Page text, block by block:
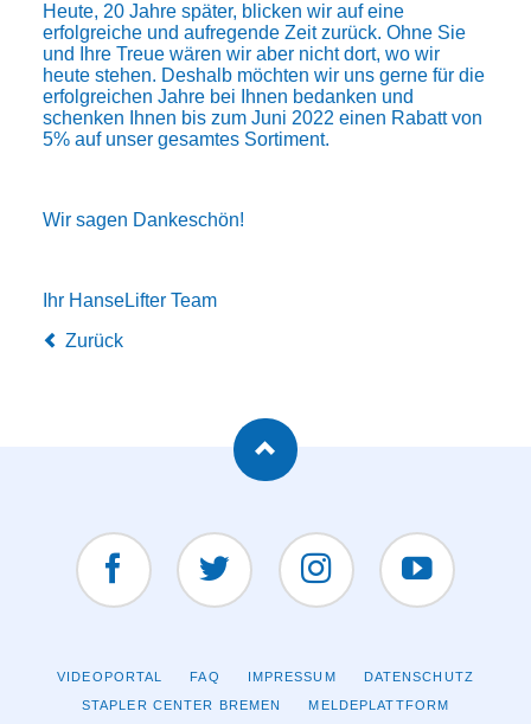
Heute, 20 Jahre später, blicken wir auf eine
erfolgreiche und aufregende Zeit zurück. Ohne Sie
und Ihre Treue wären wir aber nicht dort, wo wir
heute stehen. Deshalb möchten wir uns gerne für die
erfolgreichen Jahre bei Ihnen bedanken und
schenken Ihnen bis zum Juni 2022 einen Rabatt von
5% auf unser gesamtes Sortiment.
Wir sagen Dankeschön!
Ihr HanseLifter Team
Zurück
NAVIGATION
ÜBERSPRINGEN
VIDEOPORTAL FAQ IMPRESSUM DATENSCHUTZ
STAPLER CENTER BREMEN MELDEPLATTFORM